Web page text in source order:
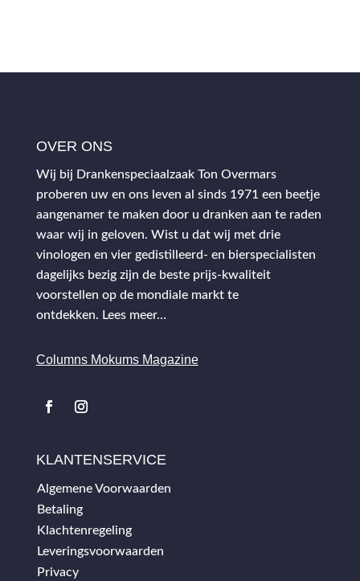
OVER ONS
Wij bij Drankenspeciaalzaak Ton Overmars
proberen uw en ons leven al sinds 1971 een beetje
aangenamer te maken door u dranken aan te raden
waar wij in geloven. Wist u dat wij met drie
vinologen en vier gedistilleerd- en bierspecialisten
dagelijks bezig zijn de beste prijs-kwaliteit
voorstellen op de mondiale markt te
ontdekken. Lees meer…
Columns Mokums Magazine
KLANTENSERVICE
Algemene Voorwaarden
Betaling
Klachtenregeling
Leveringsvoorwaarden
Privacy